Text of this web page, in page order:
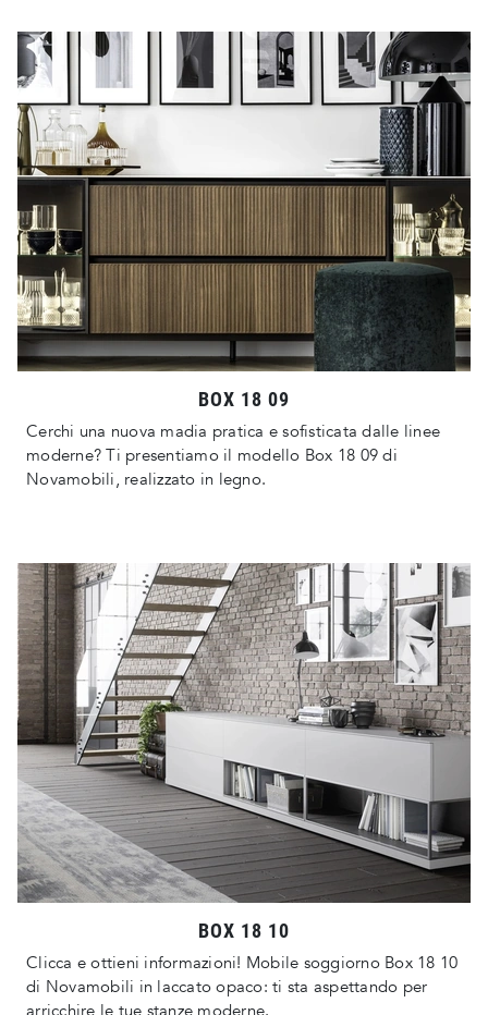
BOX 18 09
Cerchi una nuova madia pratica e sofisticata dalle linee
moderne? Ti presentiamo il modello Box 18 09 di
Novamobili, realizzato in legno.
BOX 18 10
Clicca e ottieni informazioni! Mobile soggiorno Box 18 10
di Novamobili in laccato opaco: ti sta aspettando per